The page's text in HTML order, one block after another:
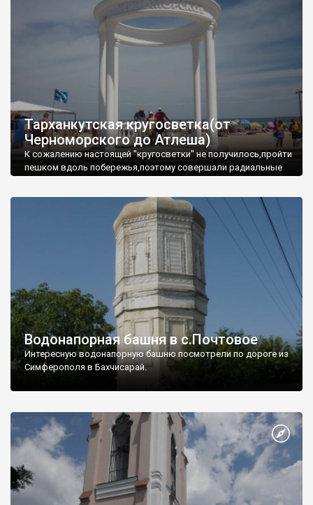
Тарханкутская кругосветка(от
Черноморского до Атлеша)
К сожалению настоящей "кругосветки" не получилось,пройти
пешком вдоль побережья,поэтому совершали радиальные
Водонапорная башня в с.Почтовое
Интересную водонапорную башню посмотрели по дороге из
Симферополя в Бахчисарай.